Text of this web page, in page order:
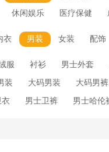
休闲娱乐 医疗保健
衣 男装 女装 配饰
服 衬衫 男士外套
装 大码男装 大码男裤
衣 男士卫裤 男士哈伦